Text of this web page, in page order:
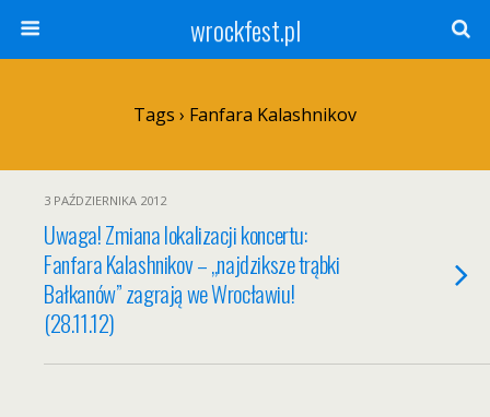
wrockfest.pl
Tags › Fanfara Kalashnikov
3 PAŹDZIERNIKA 2012
Uwaga! Zmiana lokalizacji koncertu:
Fanfara Kalashnikov – „najdziksze trąbki
Bałkanów” zagrają we Wrocławiu!
(28.11.12)